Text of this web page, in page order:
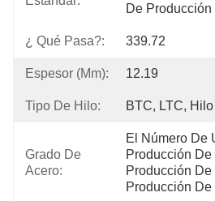
De Producción
¿ Qué Pasa?: 339.72
Espesor (mm): 12.19
Tipo De Hilo: BTC, LTC,
Grado De
Acero:
El Número De
Producción
Producción
Producción De